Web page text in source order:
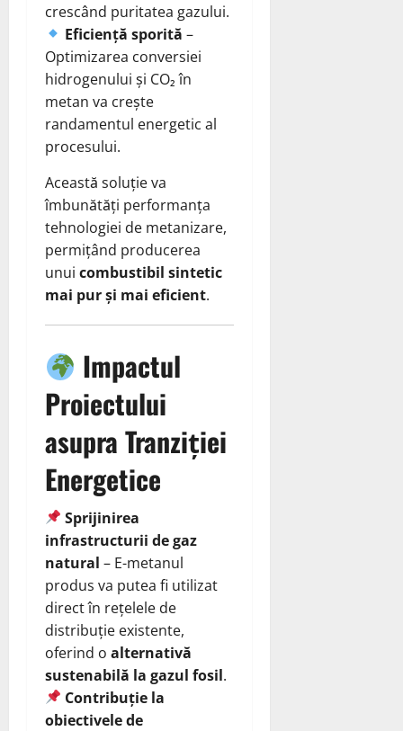
crescând puritatea gazului.
Eficiență sporită –
Optimizarea conversiei
hidrogenului și CO₂ în
metan va crește
randamentul energetic al
procesului.
Această soluție va
îmbunătăți performanța
tehnologiei de metanizare,
permițând producerea
unui combustibil sintetic
mai pur și mai eficient.
Impactul
Proiectului
asupra Tranziției
Energetice
Sprijinirea
infrastructurii de gaz
natural – E-metanul
produs va putea fi utilizat
direct în rețelele de
distribuție existente,
oferind o alternativă
sustenabilă la gazul fosil.
Contribuție la
obiectivele de